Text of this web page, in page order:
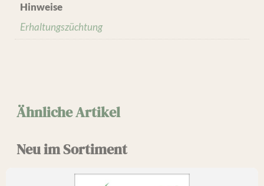
Hinweise
Erhaltungszüchtung
Ähnliche Artikel
Neu im Sortiment